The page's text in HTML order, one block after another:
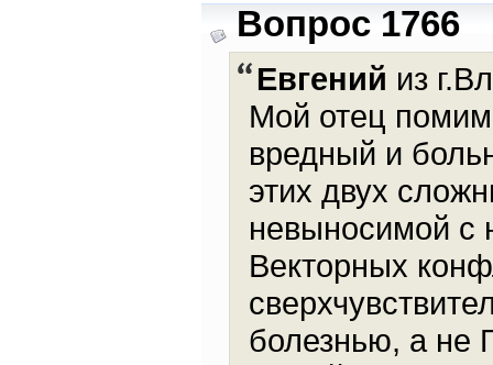
Вопрос 1766
Евгений из
Мой отец
вредный и
этих двух
невыносимой с
Векторных
болезнью, а не